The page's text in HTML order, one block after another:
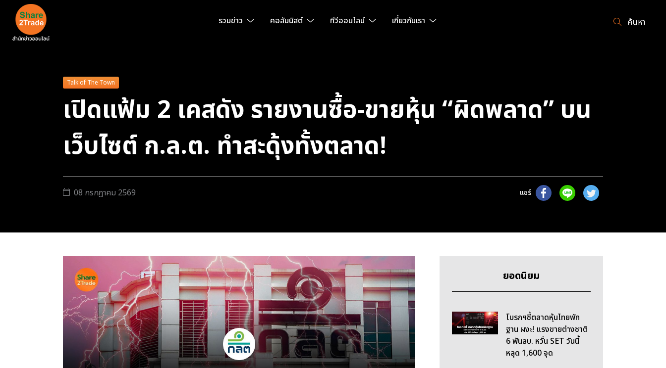
รวมข่าว คอลัมนิสต์ ทีวีออนไลน์ เกี่ยวกับเรา ค้นหา
Talk of The Town
เปิดแฟ้ม 2 เคสดัง รายงานซื้อ-ขายหุ้น “ผิดพลาด” บน
เว็บไซต์ ก.ล.ต. ทำสะดุ้งทั้งตลาด!
08 กรกฎาคม 2569 แชร์
ยอดนิยม
โบรกฯชี้ตลาดหุ้นไทยพัก
ฐาน ผงะ! แรงขายต่างชาติ
6 พันลบ. หวั่น SET วันนี้
หลุด 1,600 จุด